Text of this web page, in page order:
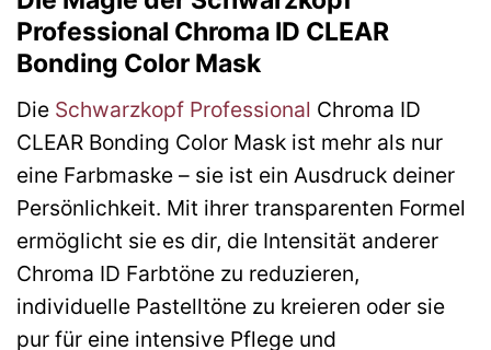
Professional Chroma ID CLEAR
Bonding Color Mask
Die Schwarzkopf Professional Chroma ID
CLEAR Bonding Color Mask ist mehr als nur
eine Farbmaske – sie ist ein Ausdruck deiner
Persönlichkeit. Mit ihrer transparenten Formel
ermöglicht sie es dir, die Intensität anderer
Chroma ID Farbtöne zu reduzieren,
individuelle Pastelltöne zu kreieren oder sie
pur für eine intensive Pflege und